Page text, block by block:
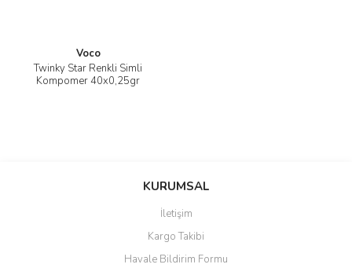
Voco
Twinky Star Renkli Simli
Kompomer 40x0,25gr
KURUMSAL
İletişim
Kargo Takibi
Havale Bildirim Formu